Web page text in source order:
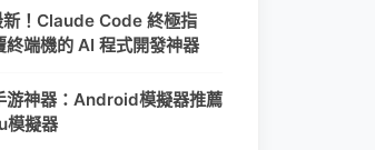
！Claude Code 終極指
終端機的 AI 程式開發神器
游神器：Android模擬器推薦
模擬器